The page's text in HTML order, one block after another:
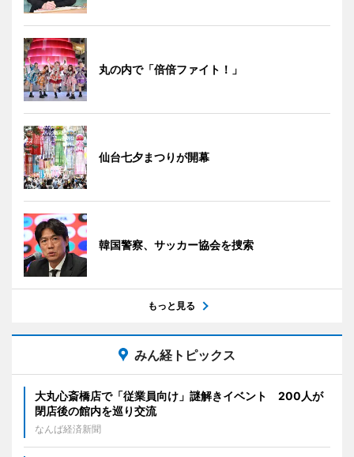
丸の内で「倍倍ファイト！」
仙台七夕まつりが開幕
韓国警察、サッカー協会を捜索
もっと見る
みん経トピックス
大丸心斎橋店で「従業員向け」謎解きイベント 200人が
閉店後の館内を巡り交流
なんば経済新聞